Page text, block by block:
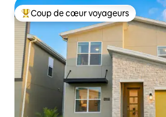
Coups de cœur voyageurs les plus
Coup de cœur voyageurs